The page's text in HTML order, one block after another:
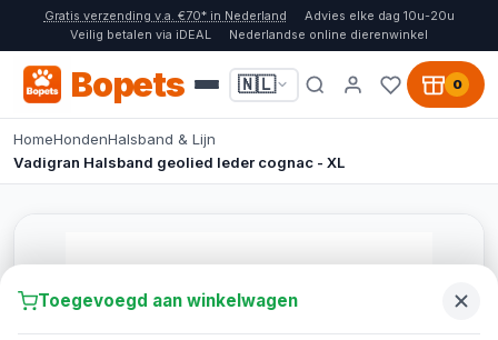
Gratis verzending v.a. €70* in Nederland
Advies elke dag 10u-20u
Veilig betalen via iDEAL
Nederlandse online dierenwinkel
Bopets 🇳🇱 0
HomeHondenHalsband & Lijn
Vadigran Halsband geolied leder cognac - XL
Toegevoegd aan winkelwagen